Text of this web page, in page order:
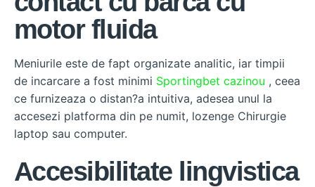
motor fluida
Meniurile este de fapt organizate analitic, iar timpii
de incarcare a fost minimi Sportingbet cazinou , ceea
ce furnizeaza o distan?a intuitiva, adesea unul la
accesezi platforma din pe numit, lozenge Chirurgie
laptop sau computer.
Accesibilitate lingvistica